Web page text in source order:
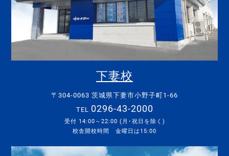
下妻校
〒304-0063 茨城県下妻市小野子町1-66
TEL 0296-43-2000
受付 14:00～22:00 (月･祝日を除く)
校舎開校時間 金曜日は15:00